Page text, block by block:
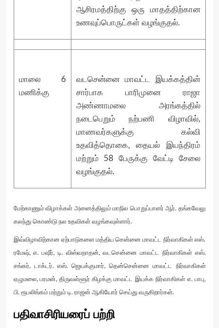
ஆசிரமத்திற்கு ஒரு மாதத்திற்கான
உணவுப்பொருட்கள் வழங்குதல்.
மாலை 6
மணிக்கு
வடசென்னை மாவட்ட இயக்கத்தின்
சார்பாக பாரிமுனை ராஜா
அண்ணாமலை அரங்கத்தில்
நடைபெறும் நற்பணி விழாவில்,
மாணவர்களுக்கு கல்வி
உதவித்தொகை, தையல் இயந்திரம்
மற்றும் 58 பேருக்கு வேட்டி சேலை
வழங்குதல்.
மேற்காணும் விழாக்கள் அனைத்திலும் மாநில பொறுப்பாளர் ஆர். தங்கவேலு
கலந்து கொண்டு நல உதவிகள் வழங்கவுள்ளார்.
இவ்விழாவிற்கான ஏற்பாடுகளை மத்திய சென்னை மாவட்ட நிர்வாகிகள் எஸ்.
ரமேஷ், எ. பஷீர், டி. விஸ்வநாதன், வடசென்னை மாவட்ட நிர்வாகிகள் எஸ்.
சங்கர், டாக்டர். எஸ். ஜெயக்குமார், தென்சென்னை மாவட்ட நிர்வாகிகள்
ஏழுமலை, பரமன், திருவள்ளூர் கிழக்கு மாவட்ட இயக்க நிர்வாகிகள் எ. பாபு,
பி. ரூபலிங்கம் மற்றும் டி. ராஜன் ஆகியோர் செய்து வருகிறார்கள்.
பதிவாசிரியரைப் பற்றி